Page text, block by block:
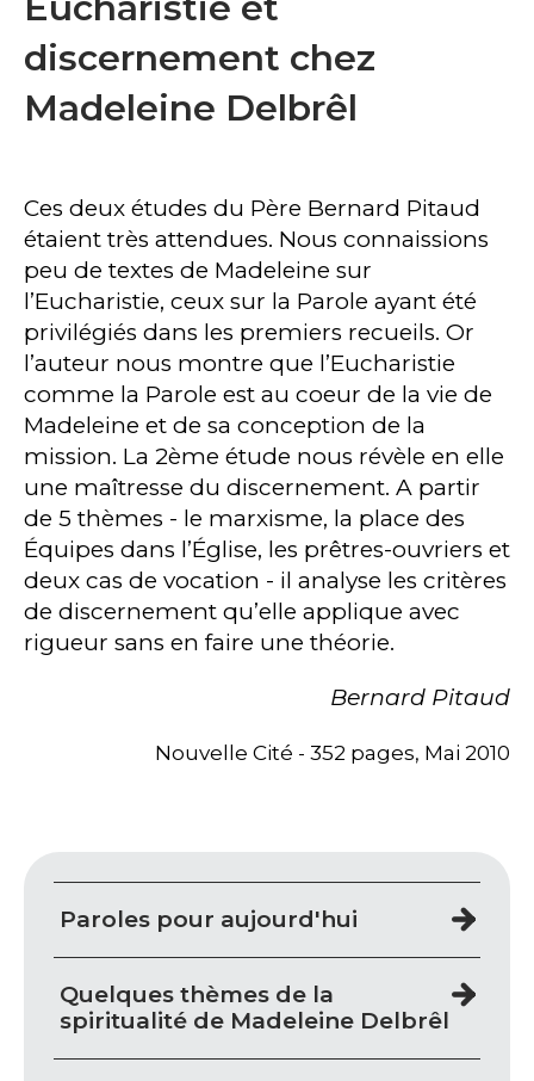
discernement chez
Madeleine Delbrêl
Ces deux études du Père Bernard Pitaud
étaient très attendues. Nous connaissions
peu de textes de Madeleine sur
lʼEucharistie, ceux sur la Parole ayant été
privilégiés dans les premiers recueils. Or
lʼauteur nous montre que lʼEucharistie
comme la Parole est au coeur de la vie de
Madeleine et de sa conception de la
mission. La 2ème étude nous révèle en elle
une maîtresse du discernement. A partir
de 5 thèmes - le marxisme, la place des
Équipes dans lʼÉglise, les prêtres-ouvriers et
deux cas de vocation - il analyse les critères
de discernement quʼelle applique avec
rigueur sans en faire une théorie.
Bernard Pitaud
Nouvelle Cité - 352 pages, Mai 2010
Paroles pour aujourd'hui
Quelques thèmes de la
spiritualité de Madeleine Delbrêl